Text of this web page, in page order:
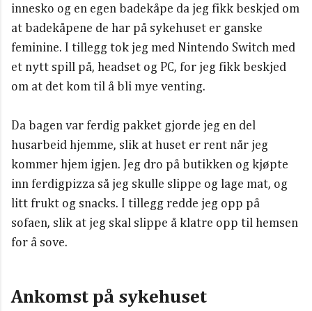
innesko og en egen badekåpe da jeg fikk beskjed om
at badekåpene de har på sykehuset er ganske
feminine. I tillegg tok jeg med Nintendo Switch med
et nytt spill på, headset og PC, for jeg fikk beskjed
om at det kom til å bli mye venting.
Da bagen var ferdig pakket gjorde jeg en del
husarbeid hjemme, slik at huset er rent når jeg
kommer hjem igjen. Jeg dro på butikken og kjøpte
inn ferdigpizza så jeg skulle slippe og lage mat, og
litt frukt og snacks. I tillegg redde jeg opp på
sofaen, slik at jeg skal slippe å klatre opp til hemsen
for å sove.
Ankomst på sykehuset